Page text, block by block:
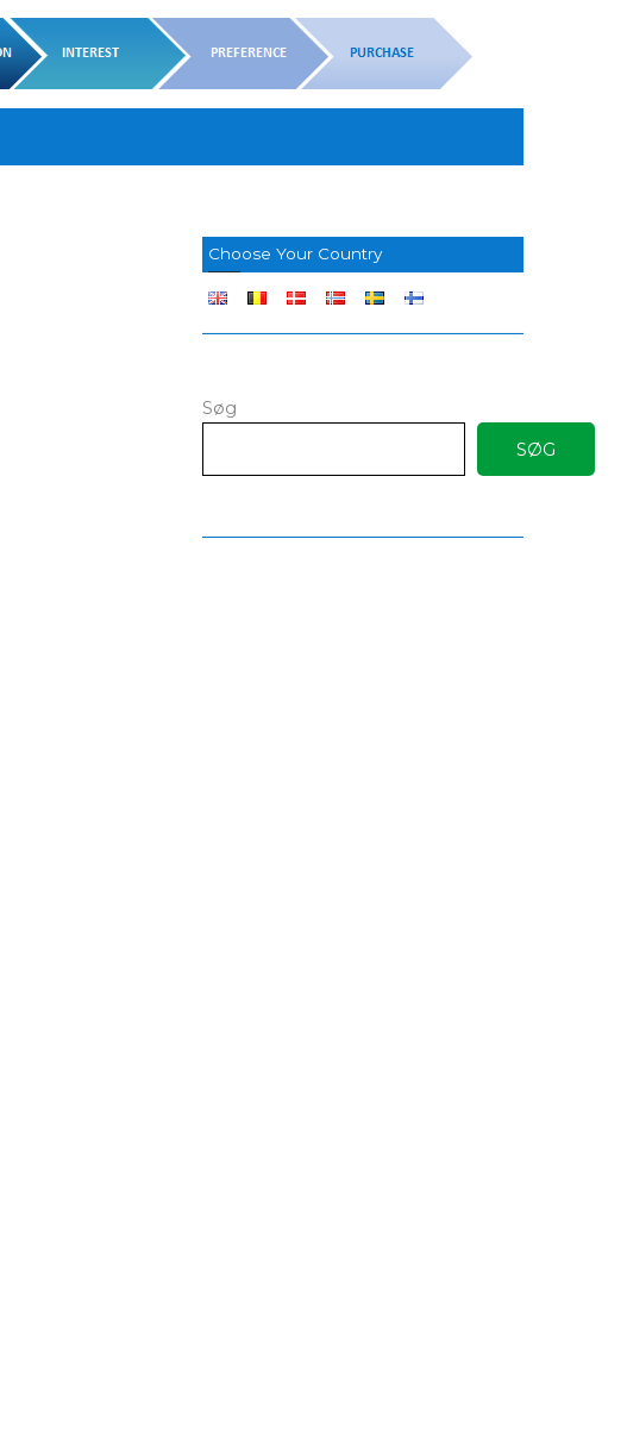
Choose Your Country
Søg
SØG